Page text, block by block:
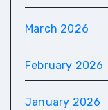
March 2026
February 2026
January 2026